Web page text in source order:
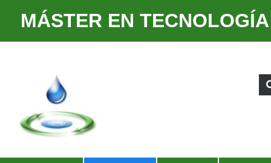
MÁSTER EN
contenido.
Saltar
Búsqueda
Avanzada…